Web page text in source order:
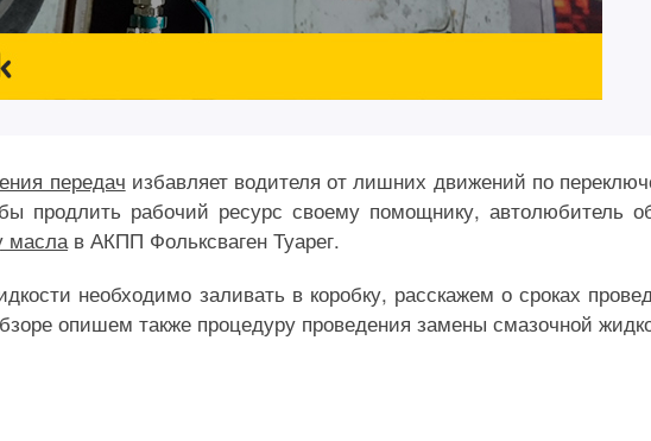
передач избавляет водителя от лишних движений по
продлить рабочий ресурс своему помощнику, автолюбитель
маслав АКПП Фольксваген Туарег.
необходимо заливать в коробку, расскажем о сроках
опишем также процедуру проведения замены смазочной